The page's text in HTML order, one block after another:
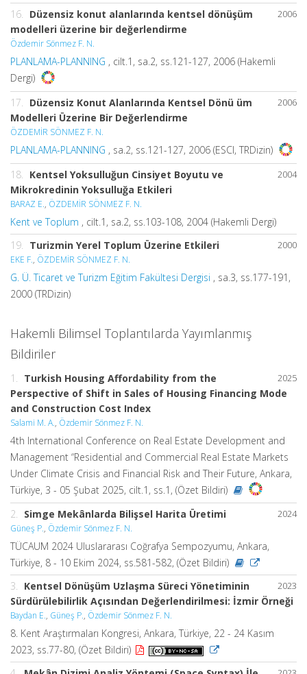
2006
16. Düzensiz konut alanlarında kentsel dönüşüm
modelleri üzerine bir değerlendirme
Özdemir Sönmez F. N.
PLANLAMA-PLANNING , cilt.1, sa.2, ss.121-127, 2006 (Hakemli
Dergi)
2006
17.
Düzensiz Konut Alanlarında Kentsel Dönü üm
Modelleri Üzerine Bir Değerlendirme
ÖZDEMİR SÖNMEZ F. N.
PLANLAMA-PLANNING , sa.2, ss.121-127, 2006 (ESCI, TRDizin)
2004
18.
Kentsel Yoksulluğun Cinsiyet Boyutu ve
Mikrokredinin Yoksulluğa Etkileri
BARAZ E., ÖZDEMİR SÖNMEZ F. N.
Kent ve Toplum , cilt.1, sa.2, ss.103-108, 2004 (Hakemli Dergi)
2000
19. Turizmin Yerel Toplum Üzerine Etkileri
EKE F., ÖZDEMİR SÖNMEZ F. N.
G. Ü. Ticaret ve Turizm Eğitim Fakültesi Dergisi , sa.3, ss.177-191,
2000 (TRDizin)
Hakemli Bilimsel Toplantılarda Yayımlanmış
Bildiriler
2025
1.
Turkish Housing Affordability from the
Perspective of Shift in Sales of Housing Financing Mode
and Construction Cost Index
Salami M. A., Özdemir Sönmez F. N.
4th International Conference on Real Estate Development and
Management “Residential and Commercial Real Estate Markets
Under Climate Crisis and Financial Risk and Their Future, Ankara,
Türkiye, 3 - 05 Şubat 2025, cilt.1, ss.1, (Özet Bildiri)
2024
2. Simge Mekânlarda Bilişsel Harita Üretimi
Güneş P., Özdemir Sönmez F. N.
TÜCAUM 2024 Uluslararası Coğrafya Sempozyumu, Ankara,
Türkiye, 8 - 10 Ekim 2024, ss.581-582, (Özet Bildiri)
2023
3. Kentsel Dönüşüm Uzlaşma Süreci Yönetiminin
Sürdürülebilirlik Açısından Değerlendirilmesi: İzmir Örneği
Baydan E., Güneş P., Özdemir Sönmez F. N.
8. Kent Araştırmaları Kongresi, Ankara, Türkiye, 22 - 24 Kasım
2023, ss.77-80, (Özet Bildiri)